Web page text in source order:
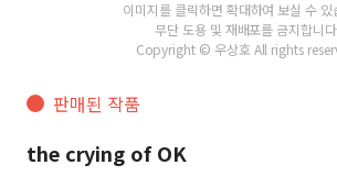
이미지를 클릭하면 확대하여 보실 수 있
무단 도용 및 재배포를 금지합니
Copyright © 우상호 All rights
판매된 작품
the crying of OK